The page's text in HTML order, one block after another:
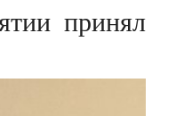
принял